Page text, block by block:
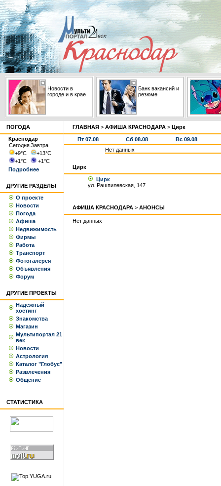
Новости в
городе и в крае
Банк вакансий и
резюме
ПОГОДА
Краснодар
СегодняЗавтра
+9°С +13°С
+1°С +1°С
Подробнее
ДРУГИЕ РАЗДЕЛЫ
О проекте
Новости
Погода
Афиша
Недвижимость
Фирмы
Работа
Транспорт
Фотогалерея
Объявления
Форум
ДРУГИЕ ПРОЕКТЫ
Надежный
хостинг
Знакомства
Магазин
Мультипортал 21
век
Новости
Астрология
Каталог "Глобус"
Развлечения
Общение
СТАТИСТИКА
ГЛАВНАЯ > АФИША КРАСНОДАРА > Цирк
Пт 07.08 Сб 08.08
Вс 09.08
Нет данных
Цирк
Цирк
ул. Рашпилевская, 147
АФИША КРАСНОДАРА > АНОНСЫ
Нет данных